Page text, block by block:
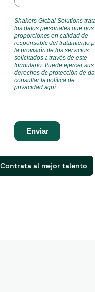
Shakers Global Solutions
los datos personales que nos
proporciones en calidad de
responsable del tratamiento
la provisión de los servicios
solicitados a través de este
formulario. Puede ejercer sus
derechos de protección de
consultar la política de
privacidad aquí.
Enviar
Contrata al mejor talento